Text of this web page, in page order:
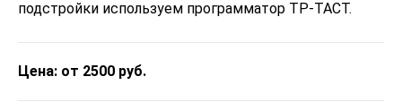
подстройки используем программатор ТР-ТАСТ.
Цена: от 2500 руб.